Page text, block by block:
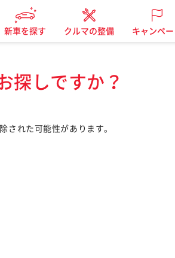
新車を探す クルマの整備 キャンペー
探しですか？
された可能性があります。